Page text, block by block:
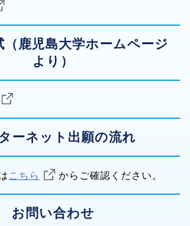
（鹿児島大学ホームページ
より）
ーネット出願の流れ
こちら からご確認ください。
お問い合わせ